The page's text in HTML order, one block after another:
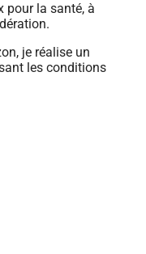
pour la santé, à
je réalise un
les conditions